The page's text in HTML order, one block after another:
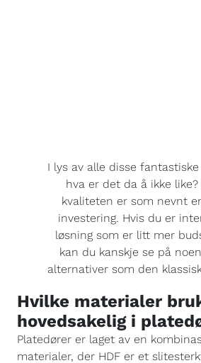
I lys av alle disse
hva er det da å ikke like?
kvaliteten er som nevnt
investering. Hvis du er
løsning som er litt mer
kan du kanskje se på
alternativer som den
Hvilke materialer
hovedsakelig i
Platedører er laget av en
materialer, der HDF er et